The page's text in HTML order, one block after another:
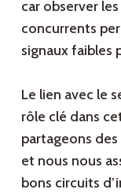
car observer
concurrents
signaux faibles
Le lien avec le
rôle clé dans
partageons
et nous nous
bons circuits